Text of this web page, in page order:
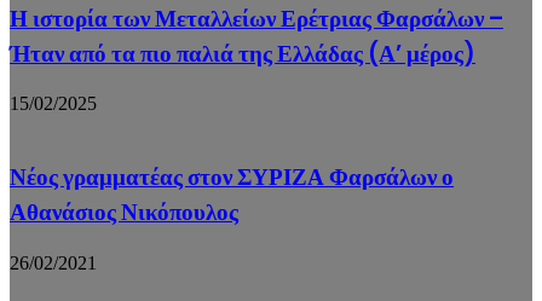
Η ιστορία των Μεταλλείων Ερέτριας Φαρσάλων –
Ήταν από τα πιο παλιά της Ελλάδας (Α’ μέρος)
15/02/2025
Νέος γραμματέας στον ΣΥΡΙΖΑ Φαρσάλων ο
Αθανάσιος Νικόπουλος
26/02/2021